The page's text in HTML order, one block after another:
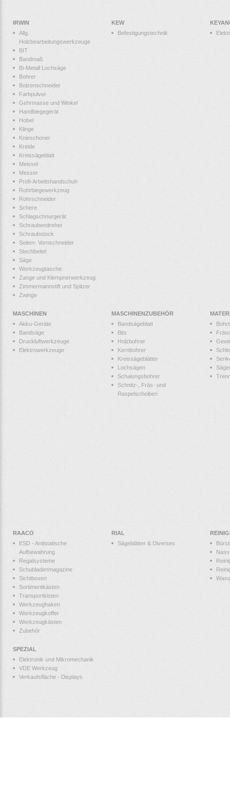
IRWIN
Allg.
Holzbearbeitungswerkzeuge
BIT
Bandmaß
Bi-Metall Lochsäge
Bohrer
Bolzenschneider
Farbpulver
Gehrmasse und Winkel
Handbiegegerät
Hobel
Klinge
Knieschoner
Kreide
Kreissägeblatt
Meissel
Messer
Profi-Arbeitshandschuh
Rohrbiegewerkzeug
Rohrschneider
Schere
Schlagschnurgerät
Schraubendreher
Schraubstock
Seiten- Vornschneider
Stechbeitel
Säge
Werkzeugtasche
Zange und Klempnerwerkzeug
Zimmermannstift und Spitzer
Zwinge
KEW
Befestigungstechnik
MASCHINEN
Akku-Geräte
Bandsäge
Druckluftwerkzeuge
Elektrowerkzeuge
MASCHINENZUBEHÖR
Bandsägeblatt
Bits
Holzbohrer
Kernbohrer
Kreissägeblätter
Lochsägen
Schalungsbohrer
Schnitz-, Fräs- und
Raspelscheiben
RAACO
ESD - Antistatische
Aufbewahrung
Regalsysteme
Schubladenmagazine
Sichtboxen
Sortimentkästen
Transportkisten
Werkzeughaken
Werkzeugkoffer
Werkzeugkästen
Zubehör
RIAL
Sägeblätter & Diverses
SPEZIAL
Elektronik und Mikromechanik
VDE Werkzeug
Verkaufsfläche - Displays